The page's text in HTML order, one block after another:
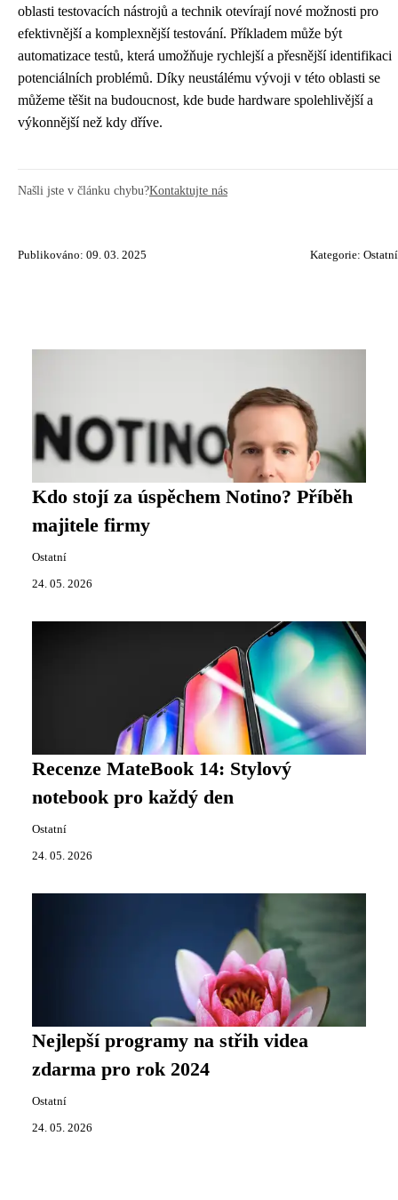
oblasti testovacích nástrojů a technik otevírají nové možnosti pro
efektivnější a komplexnější testování. Příkladem může být
automatizace testů, která umožňuje rychlejší a přesnější identifikaci
potenciálních problémů. Díky neustálému vývoji v této oblasti se
můžeme těšit na budoucnost, kde bude hardware spolehlivější a
výkonnější než kdy dříve.
Našli jste v článku chybu?Kontaktujte nás
Publikováno: 09. 03. 2025 Kategorie: Ostatní
Kdo stojí za úspěchem Notino? Příběh
majitele firmy
Ostatní
24. 05. 2026
Recenze MateBook 14: Stylový
notebook pro každý den
Ostatní
24. 05. 2026
Nejlepší programy na střih videa
zdarma pro rok 2024
Ostatní
24. 05. 2026